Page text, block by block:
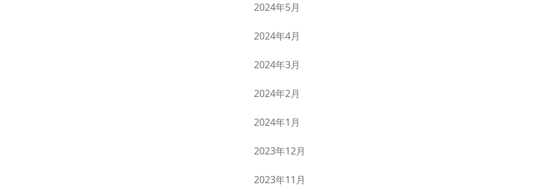
2024年5月
2024年4月
2024年3月
2024年2月
2024年1月
2023年12月
2023年11月